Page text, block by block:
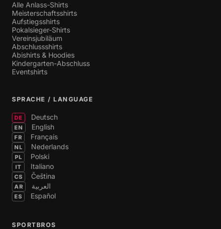
Alle Anlass-Shirts
Meisterschaftsshirts
Aufstiegsshirts
Pokalsieger-Shirts
Vereinsjubiläum
Abschlussshirts
Abishirts & Hoodies
Kindergarten-Abschluss
Eventshirts
SPRACHE / LANGUAGE
DE Deutsch
EN English
FR Français
NL Nederlands
PL Polski
IT Italiano
CS Čeština
AR العربية
ES Español
SPORTBROS